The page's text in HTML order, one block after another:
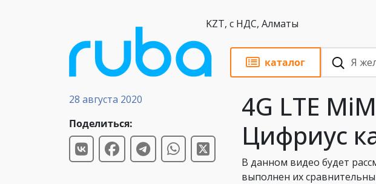
KZT, с НДС, Алматы
каталог
Обзоры
28 августа 2020
Поделиться:
4G LTE
Цифриус
В данном видео будет
выполнен их